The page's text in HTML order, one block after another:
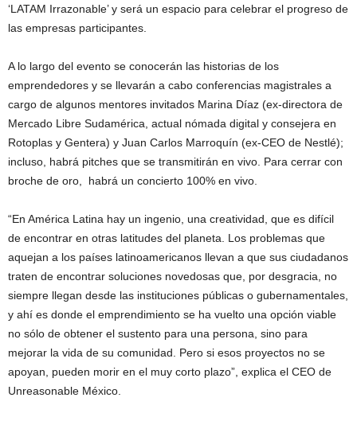
‘LATAM Irrazonable’ y será un espacio para celebrar el progreso de
las empresas participantes.
A lo largo del evento se conocerán las historias de los
emprendedores y se llevarán a cabo conferencias magistrales a
cargo de algunos mentores invitados Marina Díaz (ex-directora de
Mercado Libre Sudamérica, actual nómada digital y consejera en
Rotoplas y Gentera) y Juan Carlos Marroquín (ex-CEO de Nestlé);
incluso, habrá pitches que se transmitirán en vivo. Para cerrar con
broche de oro, habrá un concierto 100% en vivo.
“En América Latina hay un ingenio, una creatividad, que es difícil
de encontrar en otras latitudes del planeta. Los problemas que
aquejan a los países latinoamericanos llevan a que sus ciudadanos
traten de encontrar soluciones novedosas que, por desgracia, no
siempre llegan desde las instituciones públicas o gubernamentales,
y ahí es donde el emprendimiento se ha vuelto una opción viable
no sólo de obtener el sustento para una persona, sino para
mejorar la vida de su comunidad. Pero si esos proyectos no se
apoyan, pueden morir en el muy corto plazo”, explica el CEO de
Unreasonable México.